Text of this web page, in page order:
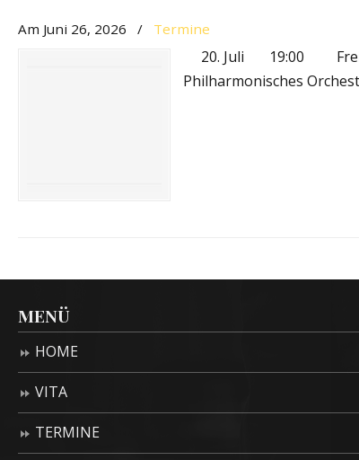
Am Juni 26, 2026 / Termine
20. Juli 19:00
Philharmonisches
MENÜ
HOME
VITA
TERMINE